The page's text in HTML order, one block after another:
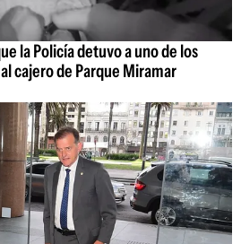
la Policía detuvo a uno de los
cajero de Parque Miramar